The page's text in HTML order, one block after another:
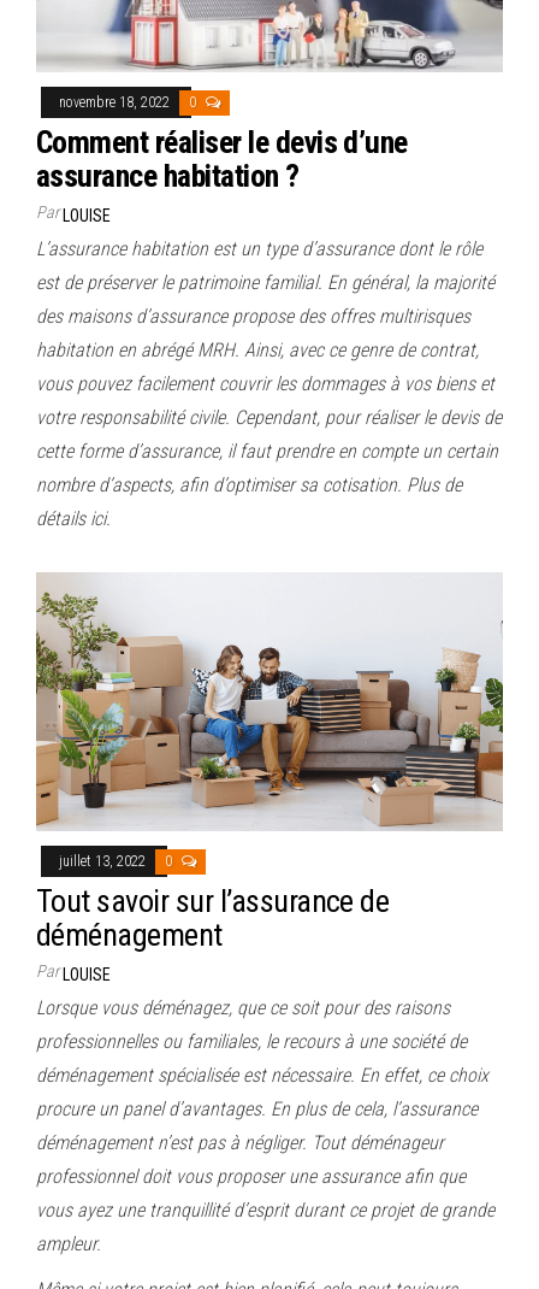
novembre 18, 2022 0
Comment réaliser le devis d’une
assurance habitation ?
ParLOUISE
L’assurance habitation est un type d’assurance dont le rôle
est de préserver le patrimoine familial. En général, la majorité
des maisons d’assurance propose des offres multirisques
habitation en abrégé MRH. Ainsi, avec ce genre de contrat,
vous pouvez facilement couvrir les dommages à vos biens et
votre responsabilité civile. Cependant, pour réaliser le devis de
cette forme d’assurance, il faut prendre en compte un certain
nombre d’aspects, afin d’optimiser sa cotisation. Plus de
détails ici.
juillet 13, 2022 0
Tout savoir sur l’assurance de
déménagement
ParLOUISE
Lorsque vous déménagez, que ce soit pour des raisons
professionnelles ou familiales, le recours à une société de
déménagement spécialisée est nécessaire. En effet, ce choix
procure un panel d’avantages. En plus de cela, l’assurance
déménagement n’est pas à négliger. Tout déménageur
professionnel doit vous proposer une assurance afin que
vous ayez une tranquillité d’esprit durant ce projet de grande
ampleur.